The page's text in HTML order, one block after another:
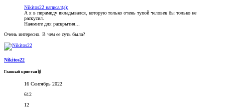
Nikitos22 написал(а):
А я в пирамиду вкладывался, которую только очень тупой человек бы только не
раскусил.
Нажмите для раскрытия...
Очень интересно. В чем ее суть была?
Nikitos22
Главный криптан🥉
16 Сентябрь 2022
612
12